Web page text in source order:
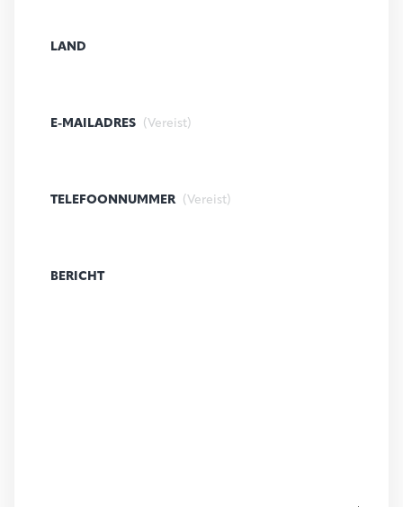
LAND
E-MAILADRES (Vereist)
TELEFOONNUMMER (Vereist)
BERICHT